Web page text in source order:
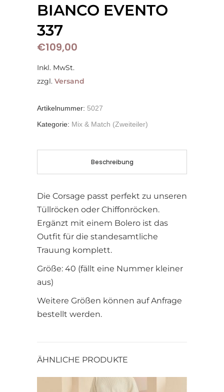
BIANCO EVENTO
337
€109,00
Inkl. MwSt.
zzgl. Versand
Artikelnummer: 5027
Kategorie: Mix & Match (Zweiteiler)
Beschreibung
Die Corsage passt perfekt zu unseren
Tüllröcken oder Chiffonröcken.
Ergänzt mit einem Bolero ist das
Outfit für die standesamtliche
Trauung komplett.
Größe: 40 (fällt eine Nummer kleiner
aus)
Weitere Größen können auf Anfrage
bestellt werden.
ÄHNLICHE PRODUKTE